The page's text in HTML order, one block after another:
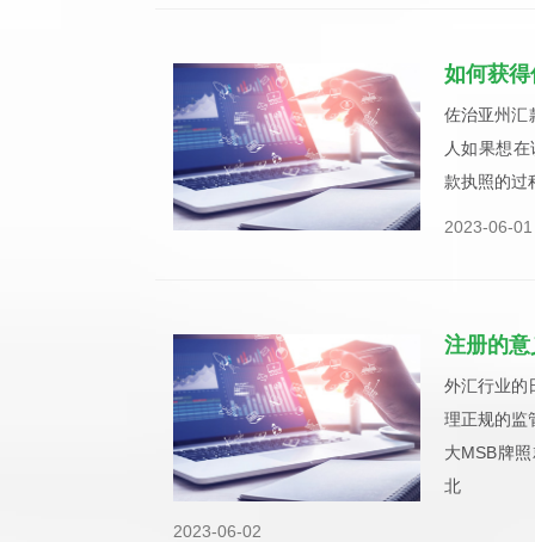
如何获
佐治亚州汇
人如果想
款执照的过
2023-06-01
注册的
外汇行业的
理正规的监
大MSB牌
北
2023-06-02